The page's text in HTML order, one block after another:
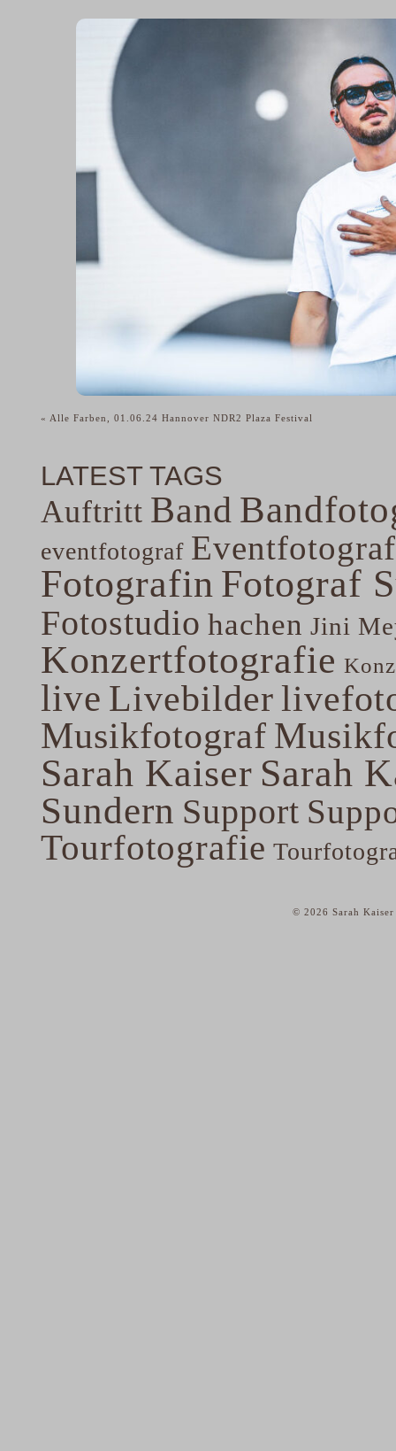
« Alle Farben, 01.06.24 Hannover NDR2 Plaza Festival
LATEST TAGS
Auftritt Band
eventfotograf
Fotografin Fotograf
Fotostudio hachen Jini
Konzertfotografie
live Livebilder
Musikfotograf
Sarah Kaiser Sarah
Sundern Support
Tourfotografie
© 2026 Sarah